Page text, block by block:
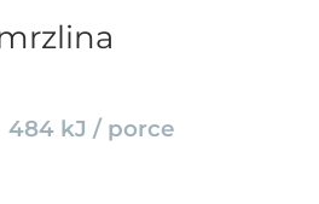
484 kJ / porce